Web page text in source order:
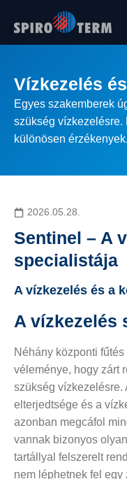
Vízkezelés
Egyes szakemberek
szükség vízkezelésre.
különösen érzékenyek.
2026.05.28.
Sentinel – A
specialistája
A vízkezelés és a
A vízkezelés
Néhány központi
véleménye, hogy zárt
szükség vízkezelésre.
elterjedtsége és a
azonban megcáfol
vannak bizonyos
tartállyal felszerelt
nem léphetnek fel egy